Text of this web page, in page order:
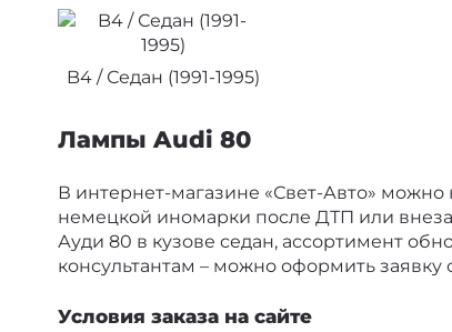
B4 / Седан (1991-1995)
Лампы Audi 80
В интернет-магазине «Свет-Авто» можно
немецкой иномарки после ДТП или
Ауди 80 в кузове седан, ассортимент
консультантам – можно оформить заявку
Условия заказа на сайте